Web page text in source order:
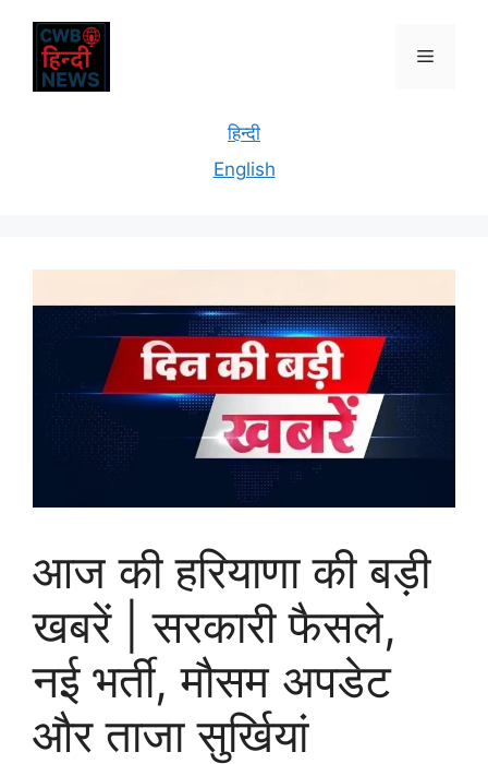
हिन्दी
English
आज की हरियाणा की बड़ी
खबरें | सरकारी फैसले,
नई भर्ती, मौसम अपडेट
और ताजा सुर्खियां